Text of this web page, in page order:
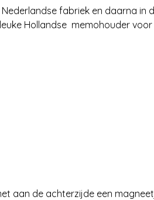
fabriek en daarna in
Hollandse memohouder
aan de achterzijde een